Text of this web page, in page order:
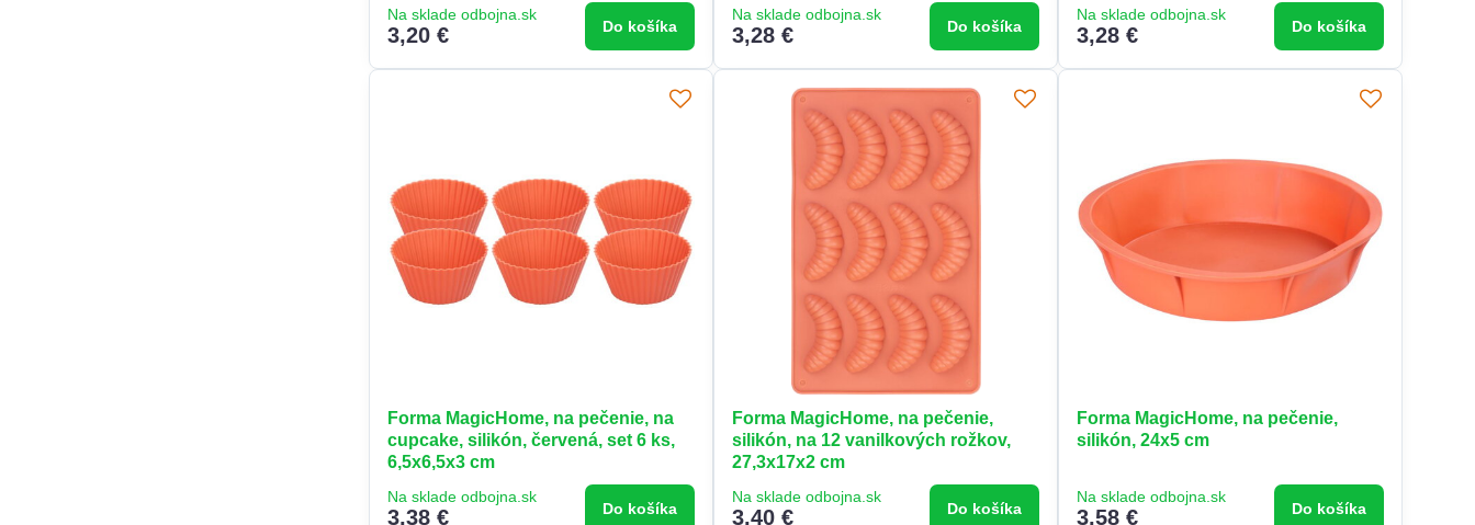
Na sklade odbojna.sk
3,20 € Do košíka
Na sklade odbojna.sk
3,28 € Do košíka
Na sklade odbojna.sk
3,28 € Do košíka
Forma MagicHome, na pečenie, na
cupcake, silikón, červená, set 6 ks,
6,5x6,5x3 cm
Na sklade odbojna.sk
3,38 € Do košíka
Forma MagicHome, na pečenie,
silikón, na 12 vanilkových rožkov,
27,3x17x2 cm
Na sklade odbojna.sk
3,40 € Do košíka
Forma MagicHome, na pečenie,
silikón, 24x5 cm
Na sklade odbojna.sk
3,58 € Do košíka